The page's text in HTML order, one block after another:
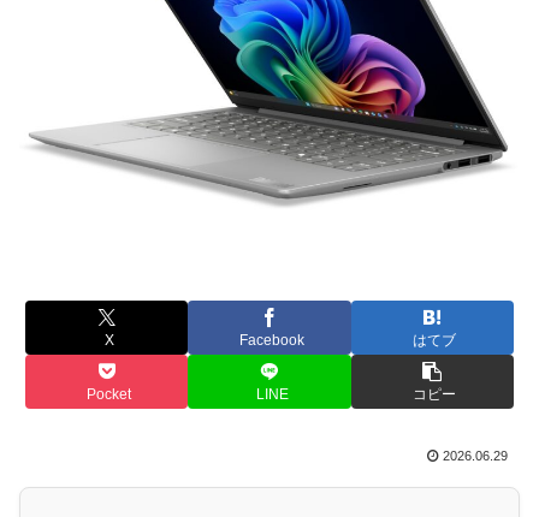
X Facebook はてブ
Pocket LINE コピー
2026.06.29